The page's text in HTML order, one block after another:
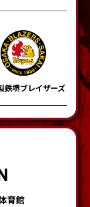
鉄堺ブレイザーズ
育館